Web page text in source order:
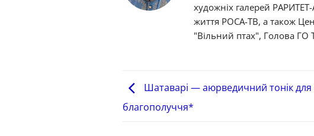
художніх галерей
життя РОСА-ТВ, а також
"Вільний птах", Голова ГО
Шатаварі — аюрведичний тонік для
благополуччя*